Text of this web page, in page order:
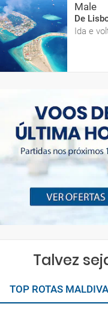
Male
De
Ida e
Talvez
TOP ROTAS